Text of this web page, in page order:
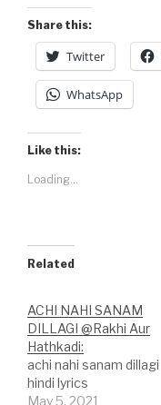
Share this:
Twitter
WhatsApp
Like this:
Loading...
Related
ACHI NAHI SANAM
DILLAGI @Rakhi Aur
Hathkadi:
achi nahi sanam dillagi
hindi lyrics
May 5, 2021